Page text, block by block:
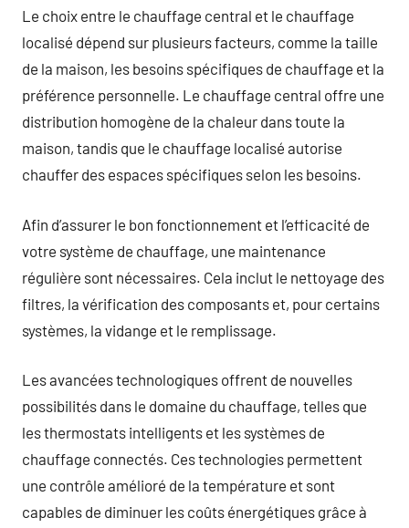
Le choix entre le chauffage central et le chauffage
localisé dépend sur plusieurs facteurs, comme la taille
de la maison, les besoins spécifiques de chauffage et la
préférence personnelle. Le chauffage central offre une
distribution homogène de la chaleur dans toute la
maison, tandis que le chauffage localisé autorise
chauffer des espaces spécifiques selon les besoins.
Afin d’assurer le bon fonctionnement et l’efficacité de
votre système de chauffage, une maintenance
régulière sont nécessaires. Cela inclut le nettoyage des
filtres, la vérification des composants et, pour certains
systèmes, la vidange et le remplissage.
Les avancées technologiques offrent de nouvelles
possibilités dans le domaine du chauffage, telles que
les thermostats intelligents et les systèmes de
chauffage connectés. Ces technologies permettent
une contrôle amélioré de la température et sont
capables de diminuer les coûts énergétiques grâce à